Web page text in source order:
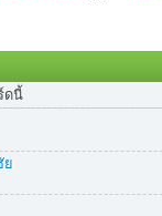
ดนี้
ย